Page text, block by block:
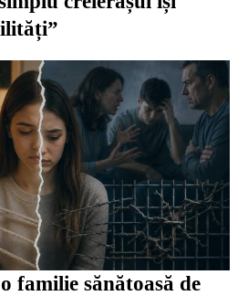
familie sănătoasă de